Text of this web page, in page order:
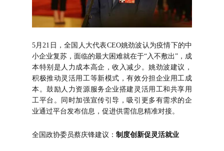
5月21日，全国人大代表CEO姚劲波认为疫情下的中
小企业复苏，面临的最大困难就在于“入不敷出”，成
本特别是人力成本高企，收入减少。姚劲波建议，
积极推动灵活用工等新模式，有效分担企业用工成
本。鼓励人力资源服务企业搭建灵活用工和共享用
工平台。同时加强宣传引导，吸引更多有需求的企
业通过平台发布信息，促进供需信息精准对接。
全国政协委员蔡庆锋建议： 制度创新促灵活就业